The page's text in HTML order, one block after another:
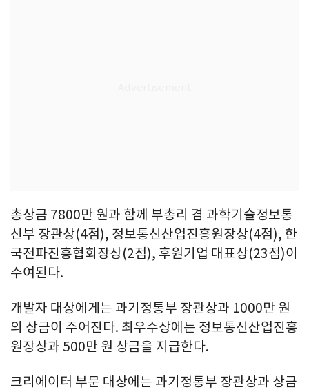
총상금 7800만 원과 함께 부총리 겸 과학기술정보통
신부 장관상(4점), 정보통신산업진흥원장상(4점), 한
국전파진흥협회장상(2점), 후원기업 대표상(23점)이
수여된다.
개발자 대상에게는 과기정통부 장관상과 1000만 원
의 상금이 주어진다. 최우수상에는 정보통신산업진흥
원장상과 500만 원 상금을 지급한다.
크리에이터 부문 대상에는 과기정통부 장관상과 상금